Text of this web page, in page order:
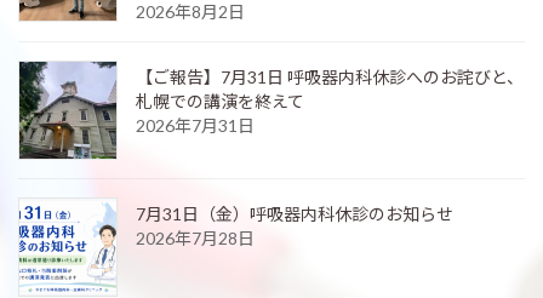
2026年8月2日
【ご報告】7月31日 呼吸器内科休診へのお詫びと、
札幌での講演を終えて
2026年7月31日
7月31日（金）呼吸器内科休診のお知らせ
2026年7月28日